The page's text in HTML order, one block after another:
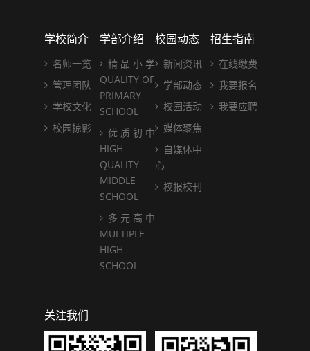
学校简介
名师一览
管理团队
学校文化
校园掠影
学部介绍
精 品 小 学
QUALITY OF
PRIMARY
SCHOOL
优 质 初 中
HIGH
QUALITY
MIDDLE
SCHOOL
多 元 高 中
MULTIPLE
HIGH
SCHOOL
校园动态
新闻资讯
学部动态
校园活动
媒体聚焦
自媒体中
心
校报校刊
招生指南
在线缴费
我要报名
我要应聘
关注我们